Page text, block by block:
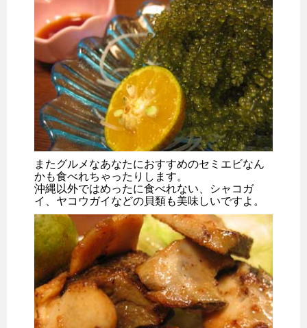
またグルメなあなたにおすすめのセミエビなん
かも食べれちゃったりします。
沖縄以外ではめったに食べれない、シャコガ
イ、ヤコウガイなどの貝類も美味しいですよ。